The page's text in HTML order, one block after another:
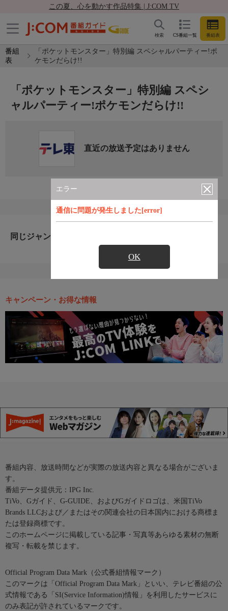
この夏、心を動かす作品特集 | J:COM TV
CS番組一覧 番組表
検索
番組
表
「ポケットモンスター」特別編 スペシャルパーティー!ポ
ケモンだらけ!!
エラー
通信に問題が発生しました[error]
OK
「ポケットモンスター」特別編 スペシ
ャルパーティー!ポケモンだらけ!!
直近の放送予定はありません
同じジャンルのおすすめ番組
キャンペーン・お得な情報
番組内容、放送時間などが実際の放送内容と異なる場合がございま
す。
番組データ提供元：IPG Inc.
TiVo、Gガイド、G-GUIDE、およびGガイドロゴは、米国TiVo
Brands LLCおよび／またはその関連会社の日本国内における商標ま
たは登録商標です。
このホームページに掲載している記事・写真等あらゆる素材の無断
複写・転載を禁じます。
Official Program Data Mark（公式番組情報マーク）
このマークは「Official Program Data Mark」といい、テレビ番組の公
式情報である「SI(Service Information)情報」を利用したサービスに
のみ表記が許されているマークです。